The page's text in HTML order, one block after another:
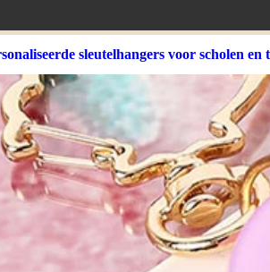
sleutelhangers voor scholen en